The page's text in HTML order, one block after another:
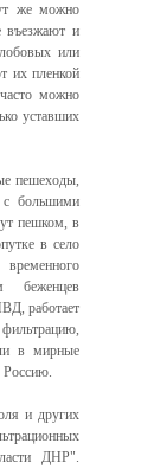
же можно
въезжают и
или
их пленкой
можно
уставших
пешеходы,
с большими
пешком, в
в село
беженцев
работает
в мирные
Россию.
и других
ДНР".